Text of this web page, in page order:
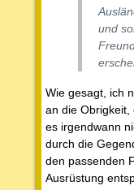
und
Wie gesagt, ich
an die Obrigkeit,
es irgendwann
durch die
den passenden
Ausrüstung